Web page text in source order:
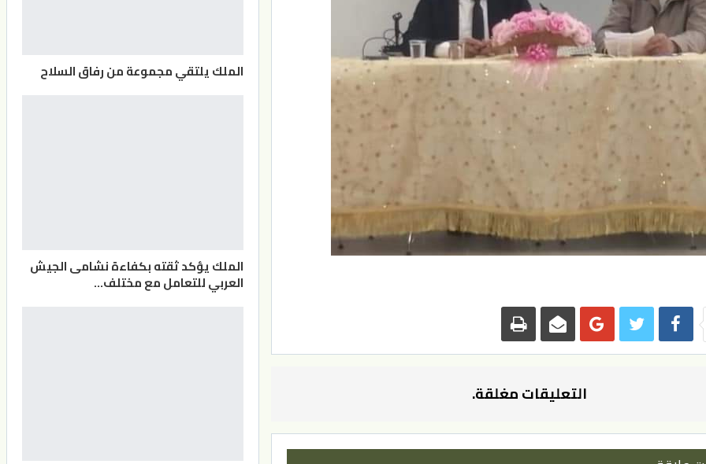
التعليقات مغلقة.
الملك يلتقي مجموعة من رفاق السلاح
الملك يؤكد ثقته بكفاءة نشامى الجيش
العربي للتعامل مع مختلف…